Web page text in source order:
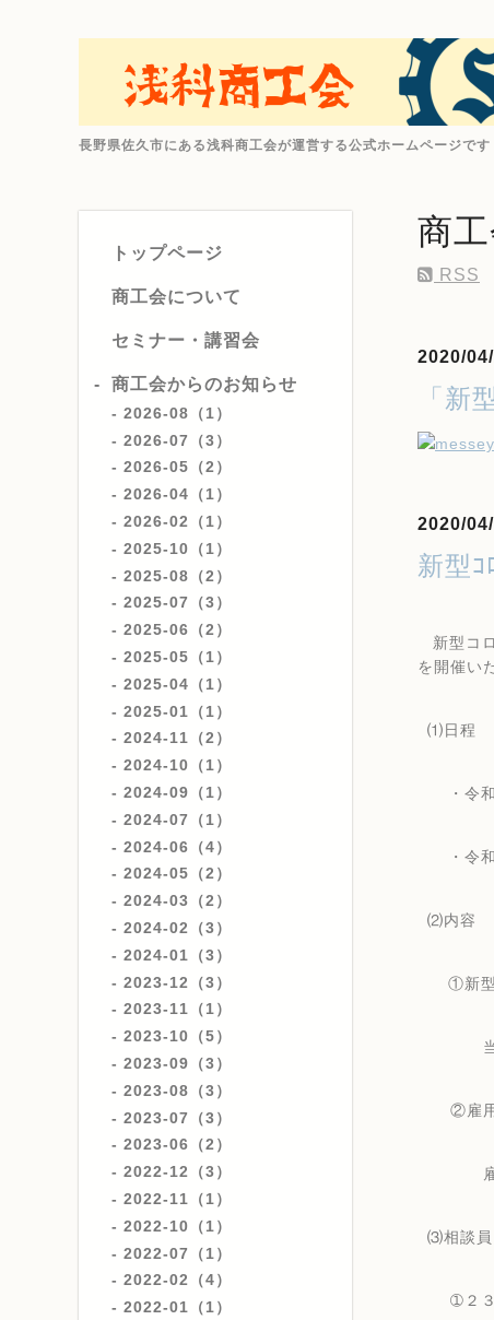
長野県佐久市にある浅科商工会が運営する公式ホームページです
トップページ
商工会について
セミナー・講習会
商工会からのお知らせ
2026-08（1）
2026-07（3）
2026-05（2）
2026-04（1）
2026-02（1）
2025-10（1）
2025-08（2）
2025-07（3）
2025-06（2）
2025-05（1）
2025-04（1）
2025-01（1）
2024-11（2）
2024-10（1）
2024-09（1）
2024-07（1）
2024-06（4）
2024-05（2）
2024-03（2）
2024-02（3）
2024-01（3）
2023-12（3）
2023-11（1）
2023-10（5）
2023-09（3）
2023-08（3）
2023-07（3）
2023-06（2）
2022-12（3）
2022-11（1）
2022-10（1）
2022-07（1）
2022-02（4）
2022-01（1）
商
RSS
2020/
「新
2020/
新型
新型コ
を開催い
⑴日程
・令
・令
⑵内容
①新型
当面の
②雇用調
雇用調
⑶相談員
➀２３